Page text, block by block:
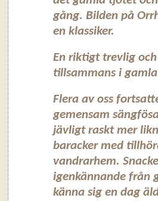
gång. Bilden på
en klassiker.
En riktigt trevlig
tillsammans i
Flera av oss
gemensam
jävligt raskt mer
baracker med
vandrarhem.
igenkännande från
känna sig en dag